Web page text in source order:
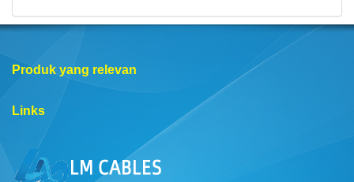
Produk yang relevan
Links